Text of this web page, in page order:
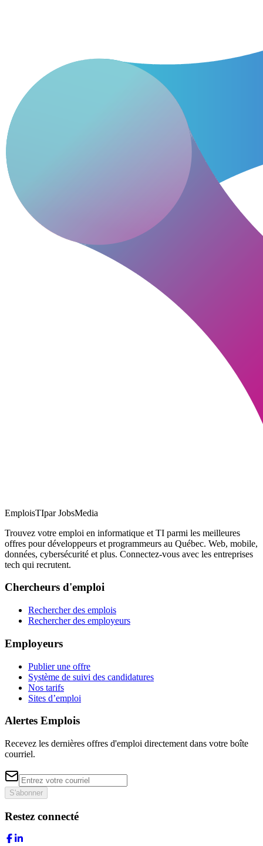
EmploisTIpar JobsMedia
Trouvez votre emploi en informatique et TI parmi les meilleures
offres pour développeurs et programmeurs au Québec. Web, mobile,
données, cybersécurité et plus. Connectez-vous avec les entreprises
tech qui recrutent.
Chercheurs d'emploi
Rechercher des emplois
Rechercher des employeurs
Employeurs
Publier une offre
Système de suivi des candidatures
Nos tarifs
Sites d’emploi
Alertes Emplois
Recevez les dernières offres d'emploi directement dans votre boîte
courriel.
S'abonner
Restez connecté